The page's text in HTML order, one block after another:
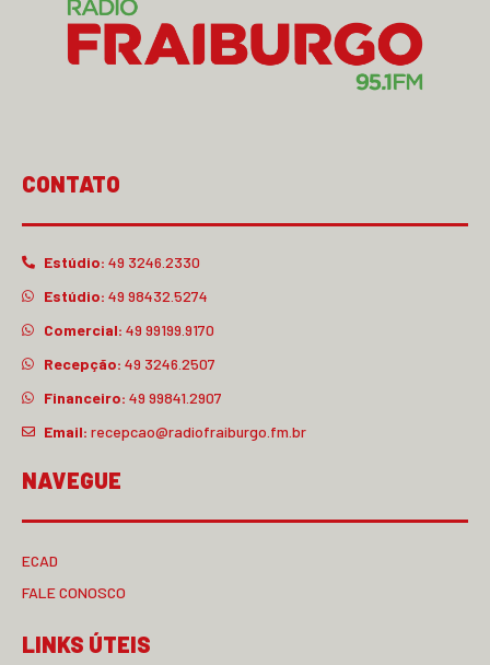
CONTATO
Estúdio: 49 3246.2330
Estúdio: 49 98432.5274
Comercial: 49 99199.9170
Recepção: 49 3246.2507
Financeiro: 49 99841.2907
Email: recepcao@radiofraiburgo.fm.br
NAVEGUE
ECAD
FALE CONOSCO
LINKS ÚTEIS